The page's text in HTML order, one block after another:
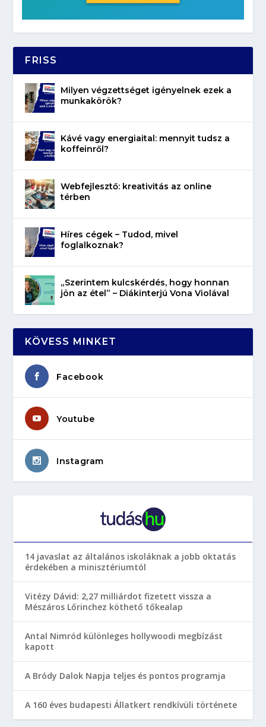
FRISS
Milyen végzettséget igényelnek ezek a
munkakörök?
Kávé vagy energiaital: mennyit tudsz a
koffeinről?
Webfejlesztő: kreativitás az online
térben
Híres cégek – Tudod, mivel
foglalkoznak?
„Szerintem kulcskérdés, hogy honnan
jön az étel” – Diákinterjú Vona Violával
KÖVESS MINKET
Facebook
Youtube
Instagram
14 javaslat az általános iskoláknak a jobb oktatás
érdekében a minisztériumtól
Vitézy Dávid: 2,27 milliárdot fizetett vissza a
Mészáros Lőrinchez köthető tőkealap
Antal Nimród különleges hollywoodi megbízást
kapott
A Bródy Dalok Napja teljes és pontos programja
A 160 éves budapesti Állatkert rendkívüli története